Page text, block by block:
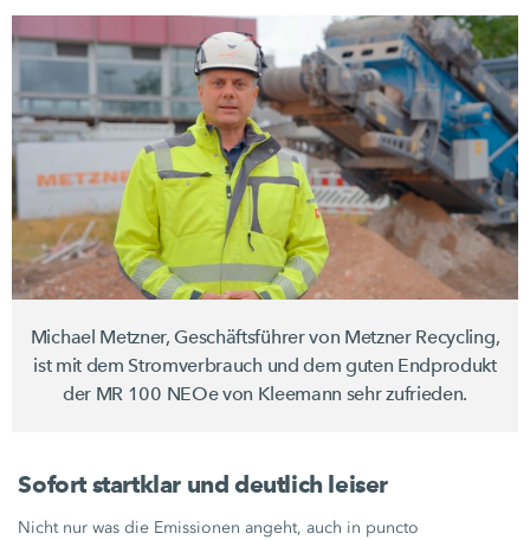
Michael Metzner, Geschäftsführer von Metzner Recycling,
ist mit dem Stromverbrauch und dem guten Endprodukt
der MR 100 NEOevon Kleemann sehr zufrieden.
Sofort startklar und deutlich leiser
Nicht nur was die Emissionen angeht, auch in puncto